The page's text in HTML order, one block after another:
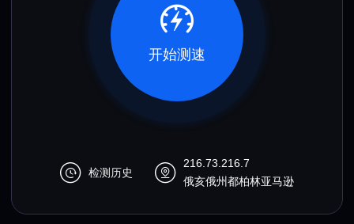
开始测速
检测历史
216.73.216.7
俄亥俄州都柏林亚马逊